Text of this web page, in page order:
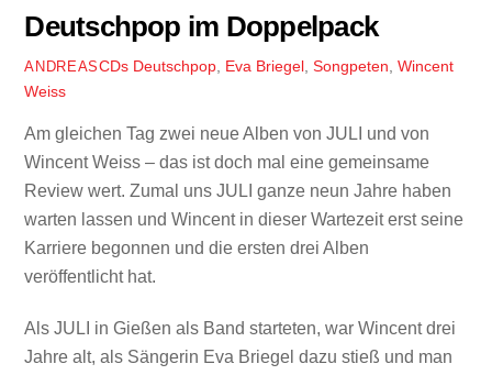
Deutschpop im Doppelpack
ANDREASCDs Deutschpop, Eva Briegel, Songpeten Wincent
Weiss
Am gleichen Tag zwei neue Alben von JULI und von
Wincent Weiss – das ist doch mal eine gemeinsame
Review wert. Zumal uns JULI ganze neun Jahre haben
warten lassen und Wincent in dieser Wartezeit erst seine
Karriere begonnen und die ersten drei Alben
veröffentlicht hat.
Als JULI in Gießen als Band starteten, war Wincent drei
Jahre alt, als Sängerin Eva Briegel dazu stieß und man